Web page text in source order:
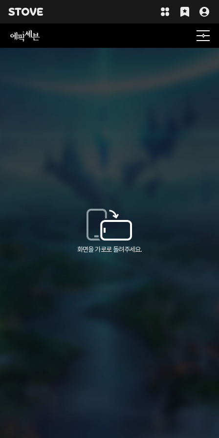
화면을 가로로 돌려주세요.